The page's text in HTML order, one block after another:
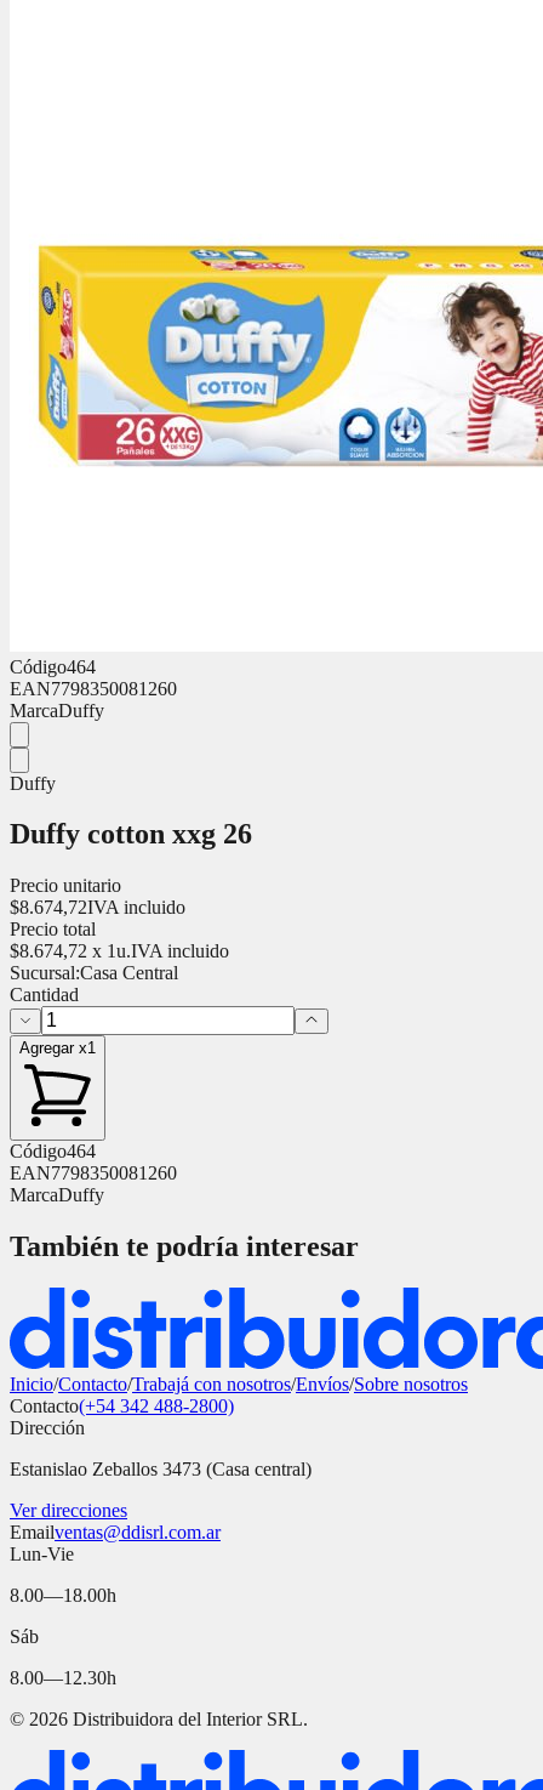
Código464
EAN7798350081260
MarcaDuffy
Duffy
Duffy cotton xxg 26
Precio unitario
$8.674,72IVA incluido
Precio total
$8.674,72 x 1u.IVA incluido
Sucursal:Casa Central
Cantidad
Agregar x1
Código464
EAN7798350081260
MarcaDuffy
También te podría interesar
Inicio/Contacto/Trabajá con nosotros/Envíos/Sobre nosotros
Contacto(+54 342 488-2800)
Dirección
Estanislao Zeballos 3473 (Casa central)
Ver direcciones
Emailventas@ddisrl.com.ar
Lun-Vie
8.00—18.00h
Sáb
8.00—12.30h
© 2026 Distribuidora del Interior SRL.